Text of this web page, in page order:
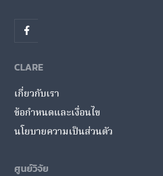
CLARE
เกี่ยวกับเรา
ข้อกำหนดและเงื่อนไข
นโยบายความเป็นส่วนตัว
ศูนย์วิจัย